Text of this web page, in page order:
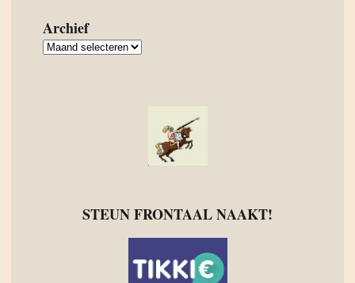
Archief
Archief
STEUN FRONTAAL NAAKT!